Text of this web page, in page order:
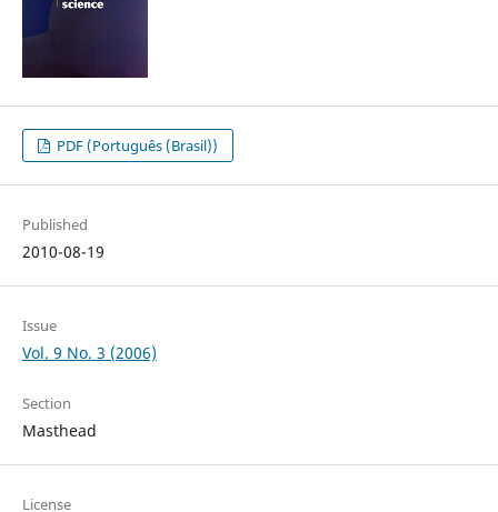
PDF (Português (Brasil))
Published
2010-08-19
Issue
Vol. 9 No. 3 (2006)
Section
Masthead
License